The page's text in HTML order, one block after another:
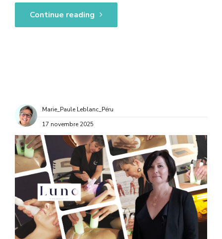
Continue reading
Marie_Paule Leblanc_Péru
17 novembre 2025